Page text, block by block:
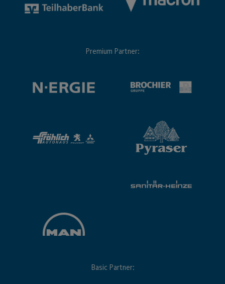
Premium Partner:
Basic Partner: